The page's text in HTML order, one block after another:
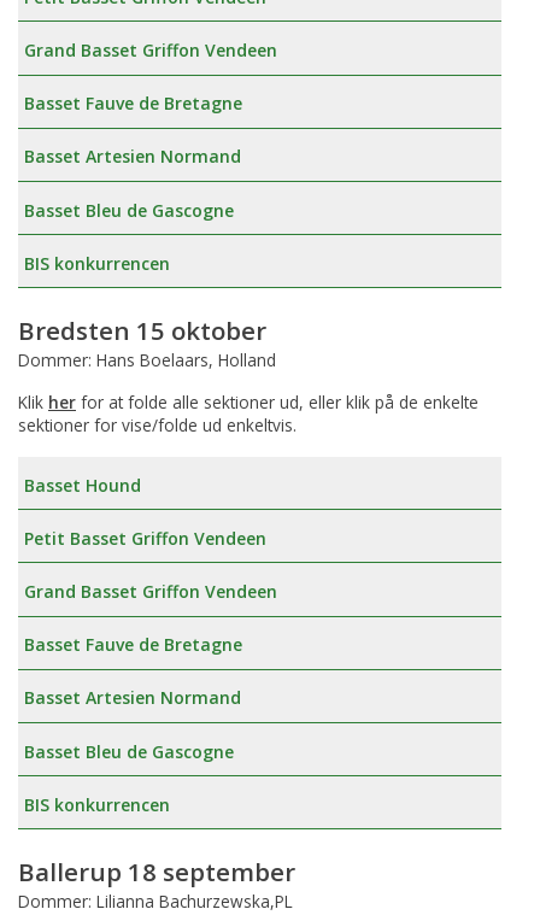
Grand Basset Griffon Vendeen
Basset Fauve de Bretagne
Basset Artesien Normand
Basset Bleu de Gascogne
BIS konkurrencen
Bredsten 15 oktober
Dommer: Hans Boelaars, Holland
Klik her for at folde alle sektioner ud, eller klik på de enkelte
sektioner for vise/folde ud enkeltvis.
Basset Hound
Petit Basset Griffon Vendeen
Grand Basset Griffon Vendeen
Basset Fauve de Bretagne
Basset Artesien Normand
Basset Bleu de Gascogne
BIS konkurrencen
Ballerup 18 september
Dommer: Lilianna Bachurzewska,PL